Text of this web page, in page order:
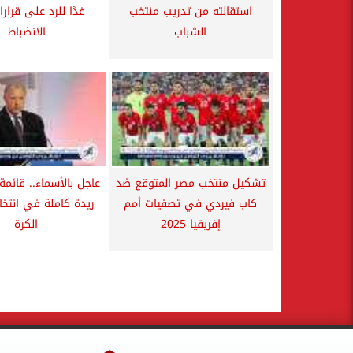
استقالته من تدريب منتخب
الشباب
غدًا للرد على
الانضباط
تشكيل منتخب مصر المتوقع ضد
كاب فيردي في تصفيات أمم
إفريقيا 2025
عاجل بالأسماء..
ريدة كاملة في
الكرة